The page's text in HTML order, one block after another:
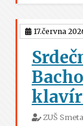
17.června
ZUŠ